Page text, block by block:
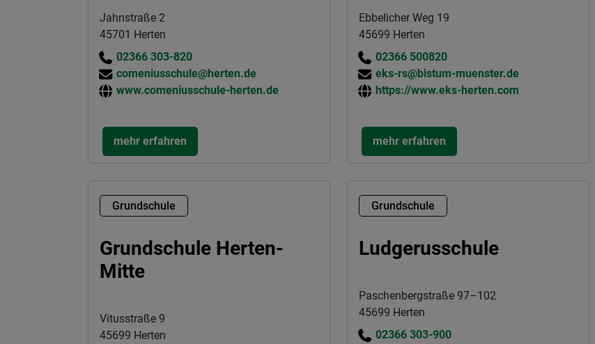
Jahnstraße 2
45701 Herten
02366 303-820
comeniusschule@herten.de
www.comeniusschule-herten.de
mehr erfahren
Ebbelicher Weg 19
45699 Herten
02366 500820
eks-rs@bistum-muenster.de
https://www.eks-herten.com
mehr erfahren
Grundschule
Grundschule Herten-
Mitte
Vitusstraße 9
45699 Herten
Grundschule
Ludgerusschule
Paschenbergstraße 97–102
45699 Herten
02366 303-900